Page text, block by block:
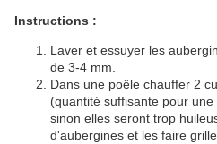
Instructions :
Laver et essuyer les
de 3-4 mm.
Dans une poêle chauffer 2
(quantité suffisante pour
sinon elles seront trop
d'aubergines et les faire